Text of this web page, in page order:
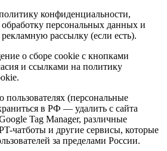
конфиденциальности,
обработку персональных данных и
рекламную рассылку (если есть).
о сборе cookie с кнопками
и ссылками на политику
(персональные
в РФ — удалить с сайта
Tag Manager, различные
чатботы и другие сервисы, которые
за пределами России.